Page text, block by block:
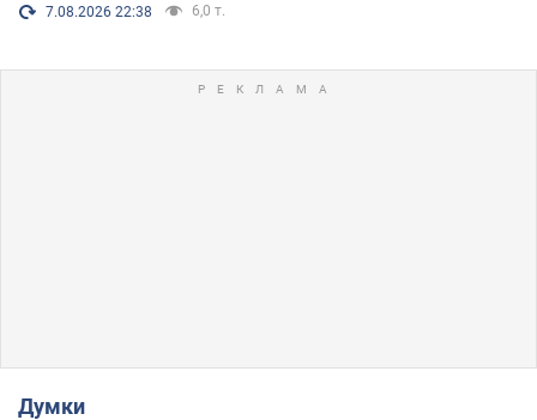
7.08.2026 22:38 6,0 т.
Думки